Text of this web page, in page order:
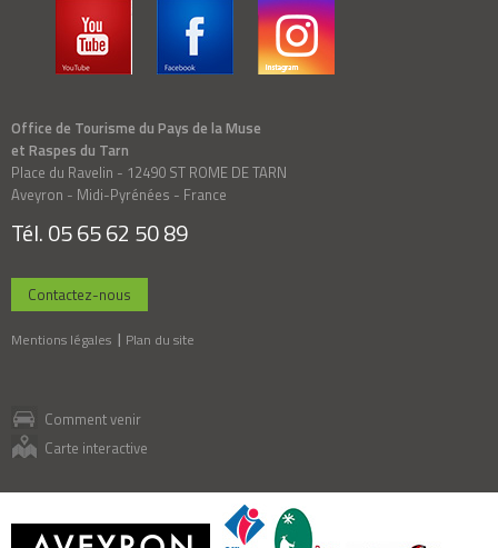
Office de Tourisme du Pays de la Muse
et Raspes du Tarn
Place du Ravelin - 12490 ST ROME DE TARN
Aveyron - Midi-Pyrénées - France
Tél. 05 65 62 50 89
Contactez-nous
Mentions légales Plan du site
Comment venir
Carte interactive